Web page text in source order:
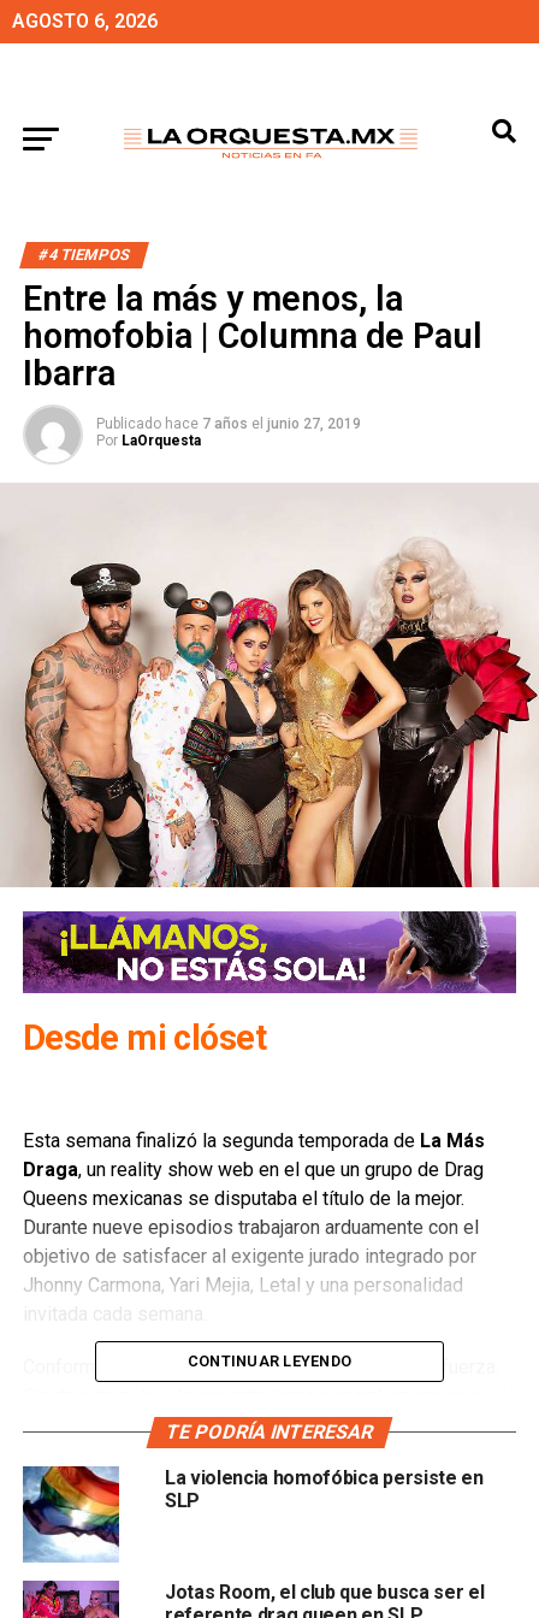
AGOSTO 6, 2026
#4 TIEMPOS
Entre la más y menos, la
homofobia | Columna de Paul
Ibarra
Publicado hace 7 años el junio 27, 2019
Por LaOrquesta
Desde mi clóset
Esta semana finalizó la segunda temporada deLa Más
Draga, un reality show web en el que un grupo de Drag
Queens mexicanas se disputaba el título de la mejor.
Durante nueve episodios trabajaron arduamente con el
objetivo de satisfacer al exigente jurado integrado por
Jhonny Carmona, Yari Mejia, Letal y una personalidad
invitada cada semana.
Conforme pasaban los días el fenómeno cobraba fuerza.
siguiente capítulo.Las filias y fobias también salieron a
, ya que los fanáticos de cada una de las
participantes se manifestaban en redes sociales. El éxito
fue tal que no faltaron los envidiosos y especuladores
que, con un alto índice de delirio de persecución,
comenzaron a inventar teorías de conspiración, los
homofóbicos.
CONTINUAR LEYENDO
TE PODRÍA INTERESAR
La violencia homofóbica persiste en
SLP
Jotas Room, el club que busca ser el